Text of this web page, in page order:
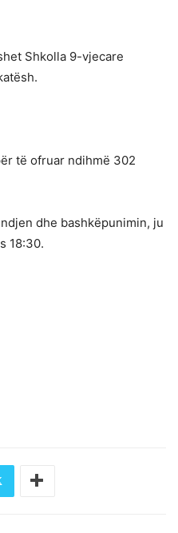
Shkolla 9-vjecare
të ofruar ndihmë 302
dhe bashkëpunimin, ju
18:30.